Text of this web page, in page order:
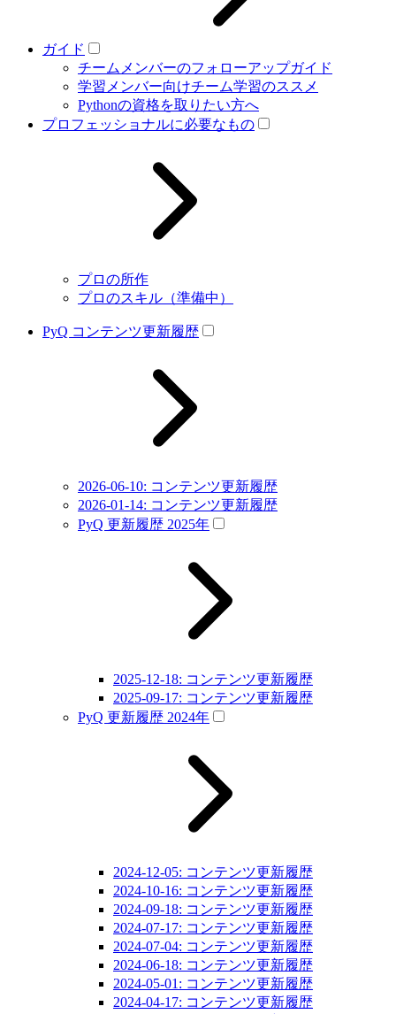
ガイド
チームメンバーのフォローアップガイド
学習メンバー向けチーム学習のススメ
Pythonの資格を取りたい方へ
プロフェッショナルに必要なもの
プロの所作
プロのスキル（準備中）
PyQ コンテンツ更新履歴
2026-06-10: コンテンツ更新履歴
2026-01-14: コンテンツ更新履歴
PyQ 更新履歴 2025年
2025-12-18: コンテンツ更新履歴
2025-09-17: コンテンツ更新履歴
PyQ 更新履歴 2024年
2024-12-05: コンテンツ更新履歴
2024-10-16: コンテンツ更新履歴
2024-09-18: コンテンツ更新履歴
2024-07-17: コンテンツ更新履歴
2024-07-04: コンテンツ更新履歴
2024-06-18: コンテンツ更新履歴
2024-05-01: コンテンツ更新履歴
2024-04-17: コンテンツ更新履歴